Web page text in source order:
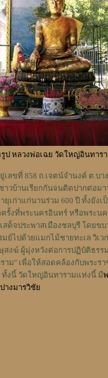
ป หลวงพ่อเฉย วัดใหญ่อินทาร
เลขที่ 858 ถ.เจตน์จำนงค์ ต.บา
วบ้านเรียกกันจนติดปากต่อม
ยุเก่าแก่นานร่วม 600 ปี ทั้งยั
รั้งที่พระนครอินทร์ หรือพระน
ด็จประพาสเมืองชลบุรี โดยข
ไปด้วยแมกไม้ชายทะเล วิเว
งฆ์ ผู้มุ่งหวังต่อการปฏิบัติธรร
าม" เพื่อให้สอดคล้องกับพระร
งนี้ วัดใหญ่อินทารามแห่งนี้ มี
างมารวิชัย